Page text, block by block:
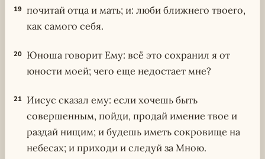
19 почитай отца и мать; и: люби ближнего твоего,
как самого себя.
20 Юноша говорит Ему: всё это сохранил я от
юности моей; чего еще недостает мне?
21 Иисус сказал ему: если хочешь быть
совершенным, пойди, продай имение твое и
раздай нищим; и будешь иметь сокровище на
небесах; и приходи и следуй за Мною.